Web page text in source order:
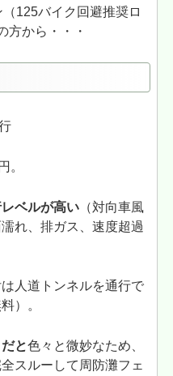
125バイク回避推奨ロ
方から・・・
。
レベルが高い （対向車風
れ、排ガス、速度超過
人道トンネルを通行で
）。
と色々と微妙なため、
スルーして周防灘フェ